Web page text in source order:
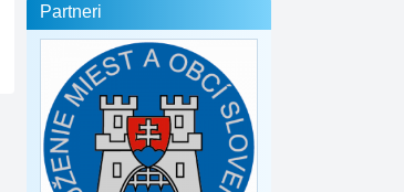
Partneri